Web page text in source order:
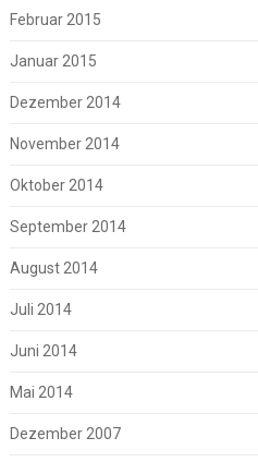
Februar 2015
Januar 2015
Dezember 2014
November 2014
Oktober 2014
September 2014
August 2014
Juli 2014
Juni 2014
Mai 2014
Dezember 2007